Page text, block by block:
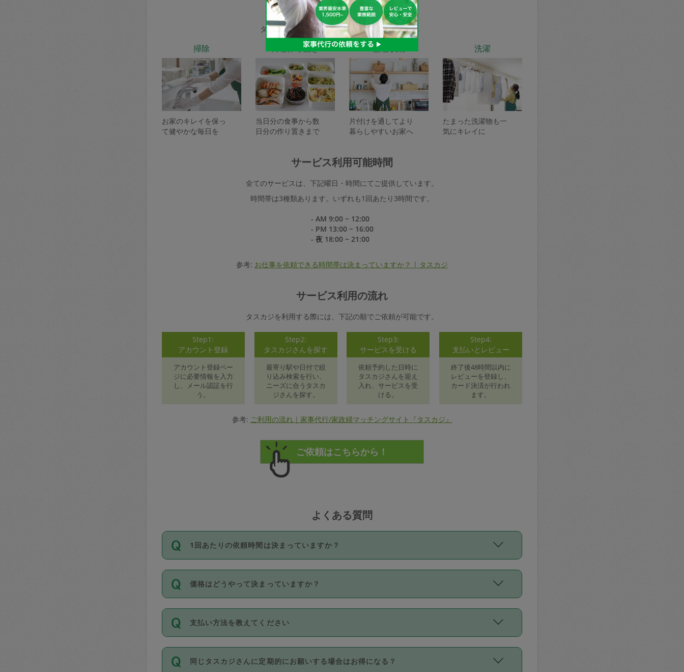
家事代行サービスの種類
タスカジで依頼できるサービスは下記となります。
掃除
お家のキレイを保っ
て健やかな毎日を
料理作り置き
当日分の食事から数
日分の作り置きまで
整理収納
片付けを通してより
暮らしやすいお家へ
洗濯
たまった洗濯物も一
気にキレイに
サービス利用可能時間
全てのサービスは、下記曜日・時間にてご提供しています。
時間帯は3種類あります。いずれも1回あたり3時間です。
- AM 9:00 ~ 12:00
- PM 13:00 ~ 16:00
- 夜 18:00 ~ 21:00
参考: お仕事を依頼できる時間帯は決まっていますか？ | タスカジ
サービス利用の流れ
タスカジを利用する際には、下記の順でご依頼が可能です。
Step1:
アカウント登録
アカウント登録ペー
ジに必要情報を入力
し、メール認証を行
う。
Step2:
タスカジさんを探す
最寄り駅や日付で絞
り込み検索を行い、
ニーズに合うタスカ
ジさんを探す。
Step3:
サービスを受ける
依頼予約した日時に
タスカジさんを迎え
入れ、サービスを受
ける。
Step4:
支払いとレビュー
終了後48時間以内に
レビューを登録し、
カード決済が行われ
ます。
参考: ご利用の流れ｜家事代行/家政婦マッチングサイト『タスカジ』
よくある質問
1回あたりの依頼時間は決まっていますか？
依頼1回につき3時間固定です。3時間を超えて依頼したい場合は、延長機能をご利用くださ
い。機能をご利用いただくには、タスカジさんに事前に相談し、合意の上事前申請すること
が必要です。なお、3時間を下回っても、値引き等はございません。
価格はどうやって決まっていますか？
11種類の価格帯の中からタスカジさん自身が価格を選んで設定しています。
タスカジさんの価格設定には最初は制限があり、レビュー件数、レビューの平均値、などで
除々に設定可能な最高額が上がっていく仕組みになっています。
支払い方法を教えてください
お支払方法はクレジットカード（Visa／Master／JCB／AMERICAN EXPRESS／Diners
Club）のみとなります。
同じタスカジさんに定期的にお願いする場合はお得になる？